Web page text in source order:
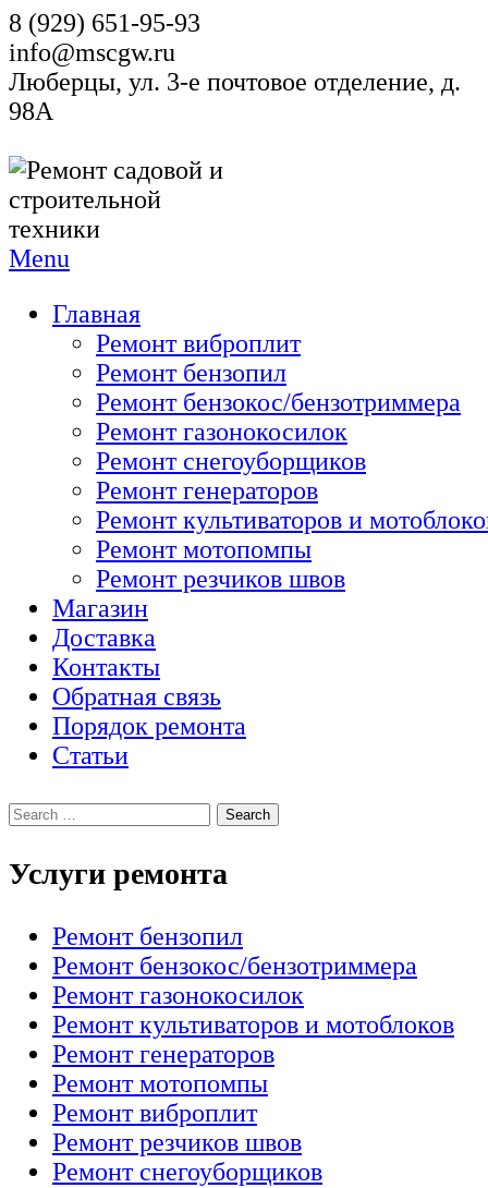
8 (929) 651-95-93
info@mscgw.ru
Люберцы, ул. 3-е почтовое отделение, д.
98А
Menu
Главная
Ремонт виброплит
Ремонт бензопил
Ремонт бензокос/бензотриммера
Ремонт газонокосилок
Ремонт снегоуборщиков
Ремонт генераторов
Ремонт культиваторов и
Ремонт мотопомпы
Ремонт резчиков швов
Магазин
Доставка
Контакты
Обратная связь
Порядок ремонта
Статьи
Услуги ремонта
Ремонт бензопил
Ремонт бензокос/бензотриммера
Ремонт газонокосилок
Ремонт культиваторов и мотоблоков
Ремонт генераторов
Ремонт мотопомпы
Ремонт виброплит
Ремонт резчиков швов
Ремонт снегоуборщиков